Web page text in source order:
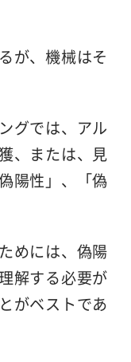
が、機械はそ
グでは、アル
、または、見
陽性」、「偽
めには、偽陽
解する必要が
がベストであ